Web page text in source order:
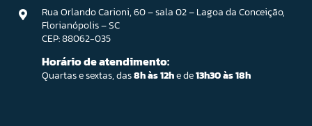
Rua Orlando Carioni, 60 – sala 02 – Lagoa da Conceição,
Florianópolis – SC
CEP: 88062-035
Horário de atendimento:
Quartas e sextas, das8h às 12he de13h30 às 18h